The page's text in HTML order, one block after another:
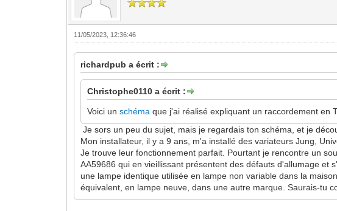
11/05/2023, 12:36:46
richardpub a écrit :
Christophe0110 a écrit :
Voici unschéma que j'ai réalisé expliquant un raccordement en
Je sors un peu du sujet, mais je regardais ton schéma, et je
Mon installateur, il y a 9 ans, m'a installé des variateurs Jung,
Je trouve leur fonctionnement parfait. Pourtant je rencontre un
AA59686 qui en vieillissant présentent des défauts d'allumage
une lampe identique utilisée en lampe non variable dans la
équivalent, en lampe neuve, dans une autre marque. Saurais-tu